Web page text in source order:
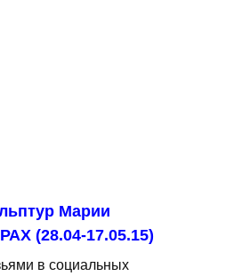
Марии
(28.04-17.05.15)
в социальных